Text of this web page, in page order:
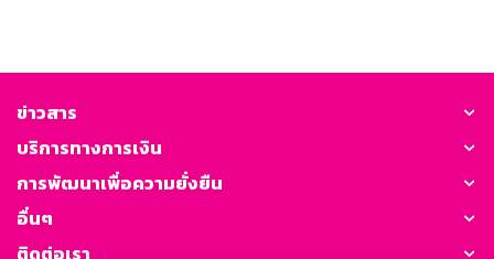
ข่าวสาร
บริการทางการเงิน
การพัฒนาเพื่อความยั่งยืน
อื่นๆ